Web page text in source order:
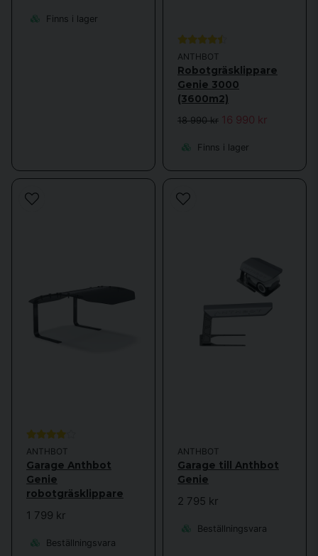
arbete .
Anthbots värderingar är tydliga: innovation, hållbarhet, hälsa, glädje
och kundfokus. De vill skapa produkter som inte bara är tekniskt
avancerade, utan också bidrar till en bättre livskvalitet och en mer
Med sin mix av ingenjörskonst, naturintresse och en
stark vilja att göra vardagen enklare.
Har Anthbot snabbt blivit ett varumärke att räkna med inom modern
Finns i lager
ANTHBOT
Robotgräsklippare
Genie 3000
(3600m2)
18 990 kr 16 990 kr
Finns i lager
ANTHBOT
Garage Anthbot
Genie
robotgräsklippare
1 799 kr
Beställningsvara
ANTHBOT
Garage till Anthbot
Genie
2 795 kr
Beställningsvara